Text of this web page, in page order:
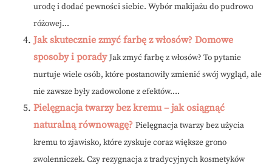
urodę i dodać pewności siebie. Wybór makijażu do pudrowo
różowej...
Jak skutecznie zmyć farbę z włosów? Domowe
sposoby i porady Jak zmyć farbę z włosów? To pytanie
nurtuje wiele osób, które postanowiły zmienić swój wygląd, ale
nie zawsze były zadowolone z efektów....
Pielęgnacja twarzy bez kremu – jak osiągnąć
naturalną równowagę? Pielęgnacja twarzy bez użycia
kremu to zjawisko, które zyskuje coraz większe grono
zwolenniczek. Czy rezygnacja z tradycyjnych kosmetyków